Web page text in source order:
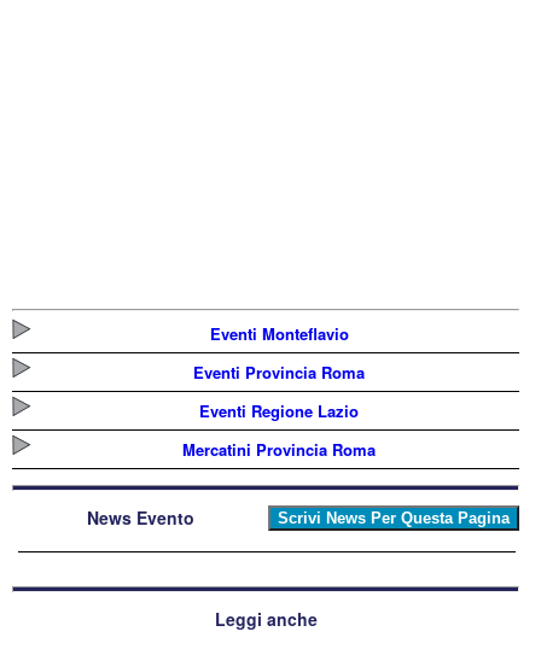
Eventi Monteflavio
Eventi Provincia Roma
Eventi Regione Lazio
Mercatini Provincia Roma
News Evento
Leggi anche